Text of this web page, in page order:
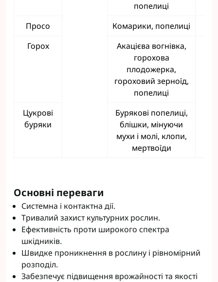
попелиці
Просо Комарики, попелиці
Горох
Акацієва вогнівка,
горохова
плодожерка,
гороховий зерноїд,
попелиці
Цукрові
буряки
Бурякові попелиці,
блішки, мінуючи
мухи і молі, клопи,
мертвоїди
Основні переваги
Системна і контактна дії.
Тривалий захист культурних рослин.
Ефективність проти широкого спектра
шкідників.
Швидке проникнення в рослину і рівномірний
розподіл.
Забезпечує підвищення врожайності та якості